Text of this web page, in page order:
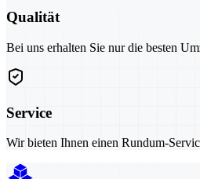
Qualität
Bei uns erhalten Sie nur die besten
Service
Wir bieten Ihnen einen Rundum-